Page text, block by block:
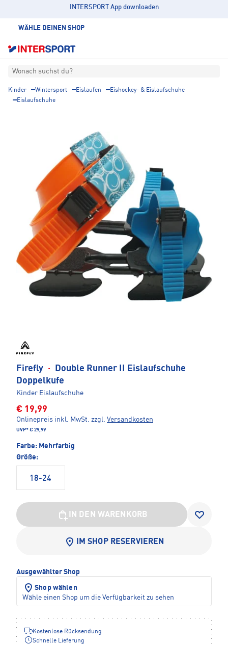
INTERSPORT App downloaden
WÄHLE DEINEN SHOP
Wonach suchst du?
Kinder Wintersport Eislaufen
Eishockey- & Eislaufschuhe
Eislaufschuhe
Firefly ·
Double Runner II Eislaufschuhe
Doppelkufe
Kinder Eislaufschuhe
€ 19,99
Onlinepreis inkl. MwSt. zzgl. Versandkosten
UVP* € 29,99
Farbe: Mehrfarbig
Größe:
18-24
IN DEN WARENKORB
IM SHOP RESERVIEREN
Ausgewählter Shop
Shop wählen
Wähle einen Shop um die Verfügbarkeit zu sehen
Kostenlose Rücksendung
Schnelle Lieferung